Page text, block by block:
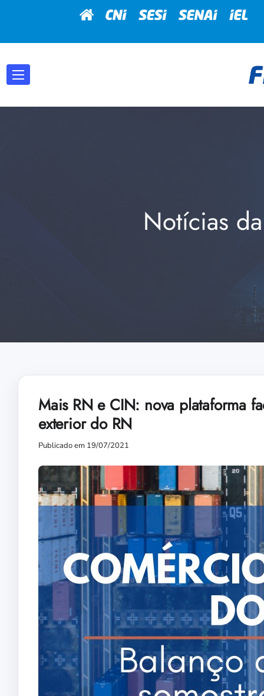
Notícias
Mais RN e CIN: nova plataforma
exterior do RN
Publicado em 19/07/2021